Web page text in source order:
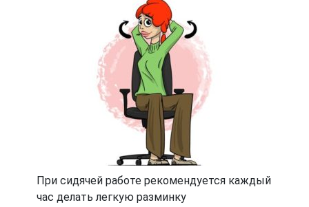
При сидячей работе рекомендуется каждый
час делать легкую разминку